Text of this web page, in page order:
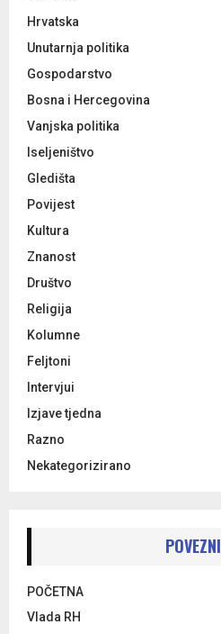
Hrvatska
Unutarnja politika
Gospodarstvo
Bosna i Hercegovina
Vanjska politika
Iseljeništvo
Gledišta
Povijest
Kultura
Znanost
Društvo
Religija
Kolumne
Feljtoni
Intervjui
Izjave tjedna
Razno
Nekategorizirano
POČETNA
Vlada RH